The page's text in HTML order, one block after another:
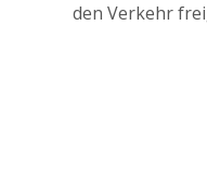
den Verkehr